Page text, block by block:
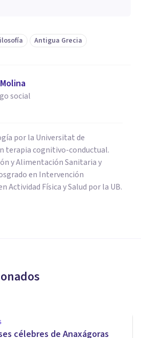
Antigua Grecia
social
por la Universitat de
terapia cognitivo-conductual.
y Alimentación Sanitaria y
en Intervención
Actividad Física y Salud por la UB.
griego
célebres de Anaxágoras